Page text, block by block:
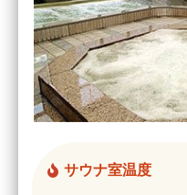
サウナ室温度